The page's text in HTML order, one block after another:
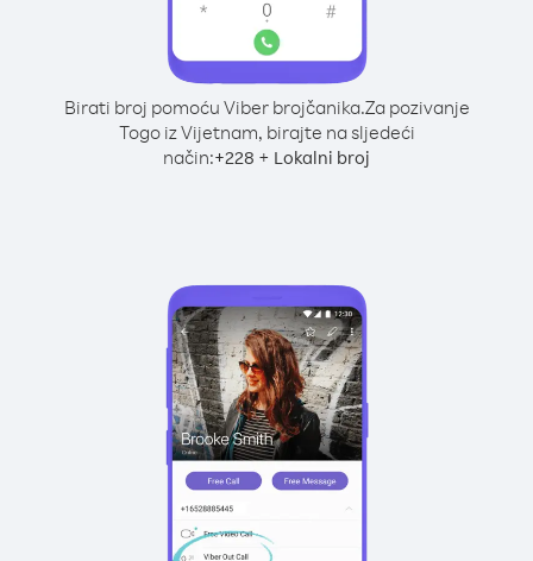
Birati broj pomoću Viber brojčanika.Za pozivanje
Togo iz Vijetnam, birajte na sljedeći
način:+228 + Lokalni broj